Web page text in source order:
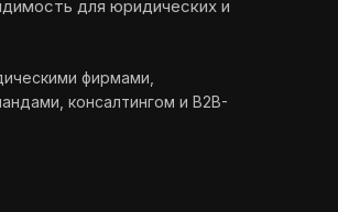
для юридических и
фирмами,
консалтингом и B2B-